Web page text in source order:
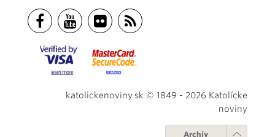
katolickenoviny.sk © 1849 - 2026 Katolícke
noviny
Archív